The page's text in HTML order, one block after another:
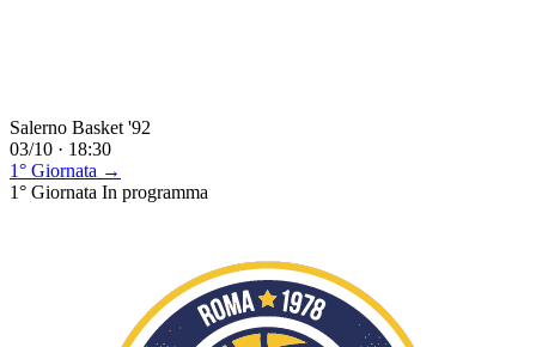
Salerno Basket '92
03/10 · 18:30
1° Giornata →
1° Giornata In programma